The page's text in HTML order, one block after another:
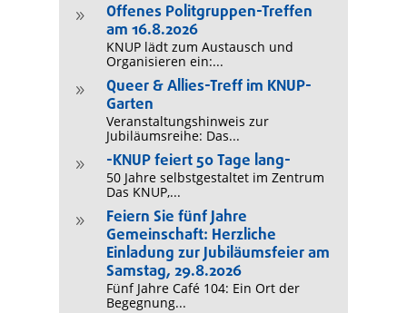
9
Offenes Politgruppen-Treffen
am 16.8.2026
KNUP lädt zum Austausch und
Organisieren ein:...
9
Queer & Allies-Treff im KNUP-
Garten
Veranstaltungshinweis zur
Jubiläumsreihe: Das...
9 -KNUP feiert 50 Tage lang-
50 Jahre selbstgestaltet im Zentrum
Das KNUP,...
9
Feiern Sie fünf Jahre
Gemeinschaft: Herzliche
Einladung zur Jubiläumsfeier am
Samstag, 29.8.2026
Fünf Jahre Café 104: Ein Ort der
Begegnung...